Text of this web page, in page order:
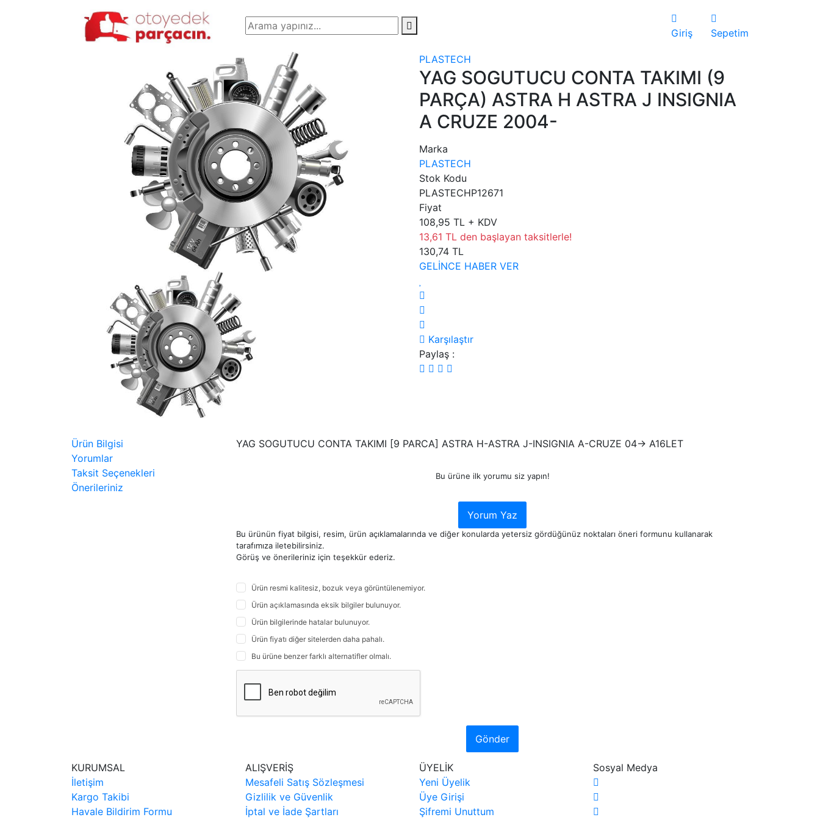
Giriş Sepetim
PLASTECH
YAG SOGUTUCU CONTA TAKIMI (9
PARÇA) ASTRA H ASTRA J INSIGNIA
A CRUZE 2004-
Marka
PLASTECH
Stok Kodu
PLASTECHP12671
Fiyat
108,95 TL + KDV
13,61 TL den başlayan taksitlerle!
130,74 TL
GELİNCE HABER VER
Karşılaştır
Paylaş :
Ürün Bilgisi
Yorumlar
Taksit Seçenekleri
Önerileriniz
YAG SOGUTUCU CONTA TAKIMI [9 PARCA] ASTRA H-ASTRA J-INSIGNIA A-CRUZE 04-> A16LET
Bu ürüne ilk yorumu siz yapın!
Yorum Yaz
Bu ürünün fiyat bilgisi, resim, ürün açıklamalarında ve diğer konularda yetersiz gördüğünüz noktaları öneri formunu kullanarak
tarafımıza iletebilirsiniz.
Görüş ve önerileriniz için teşekkür ederiz.
Ürün resmi kalitesiz, bozuk veya görüntülenemiyor.
Ürün açıklamasında eksik bilgiler bulunuyor.
Ürün bilgilerinde hatalar bulunuyor.
Ürün fiyatı diğer sitelerden daha pahalı.
Bu ürüne benzer farklı alternatifler olmalı.
Gönder
KURUMSAL
İletişim
Kargo Takibi
Havale Bildirim Formu
ALIŞVERİŞ
Mesafeli Satış Sözleşmesi
Gizlilik ve Güvenlik
İptal ve İade Şartları
ÜYELİK
Yeni Üyelik
Üye Girişi
Şifremi Unuttum
Sosyal Medya